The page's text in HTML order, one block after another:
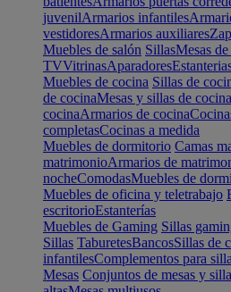
juvenilArmarios infantiles
vestidoresArmarios auxiliares
Muebles de salón SillasMesas
TVVitrinasAparadores
Muebles de cocina Sillas de
de cocinaMesas y sillas de cocina
cocinaArmarios de cocina
completasCocinas a medida
Muebles de dormitorio Camas
matrimonioArmarios de
nocheComodasMuebles de
Muebles de oficina y teletrabajo
escritorioEstanterías
Muebles de Gaming Sillas
Sillas TaburetesBancosSillas de
infantilesComplementos para
Mesas Conjuntos de mesas y